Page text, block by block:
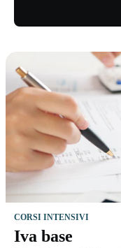
CORSI INTENSIVI
Iva base